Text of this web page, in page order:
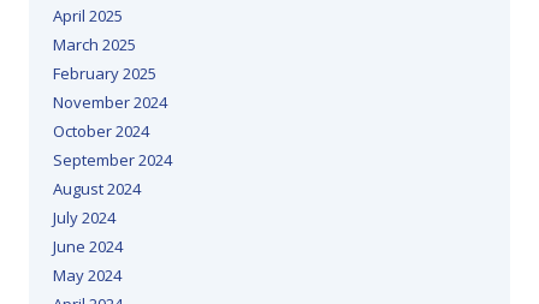
April 2025
March 2025
February 2025
November 2024
October 2024
September 2024
August 2024
July 2024
June 2024
May 2024